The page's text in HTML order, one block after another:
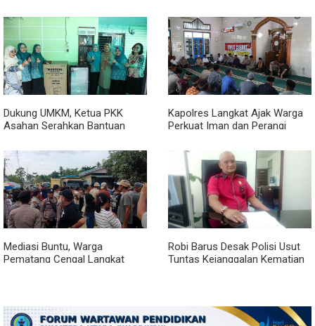
Nasional
Dukung UMKM, Ketua PKK
Asahan Serahkan Bantuan
Sentang
Kapolres Langkat Ajak Warga
Perkuat Iman dan Perangi
Curhat
Mediasi Buntu, Warga
Pematang Cengal Langkat
Robi Barus Desak Polisi Usut
Tuntas Kejanggalan Kematian